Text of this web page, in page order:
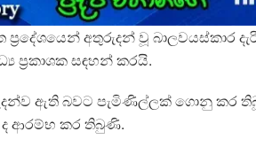
අතුරුදන් වූ බාලවයස්කාර
ප්‍රකාශක සඳහන් කරයි.
ඇති බවට පැමිණිල්ලක් ගොනු කර
ආරම්භ කර තිබුණි.